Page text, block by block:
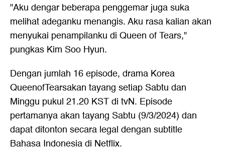
"Aku dengar beberapa penggemar juga suka
melihat adeganku menangis. Aku rasa kalian akan
menyukai penampilanku di Queen of Tears,"
pungkas Kim Soo Hyun.
Dengan jumlah 16 episode, drama Korea
QueenofTearsakan tayang setiap Sabtu dan
Minggu pukul 21.20 KST di tvN. Episode
pertamanya akan tayang Sabtu (9/3/2024) dan
dapat ditonton secara legal dengan subtitle
Bahasa Indonesia di Netflix.